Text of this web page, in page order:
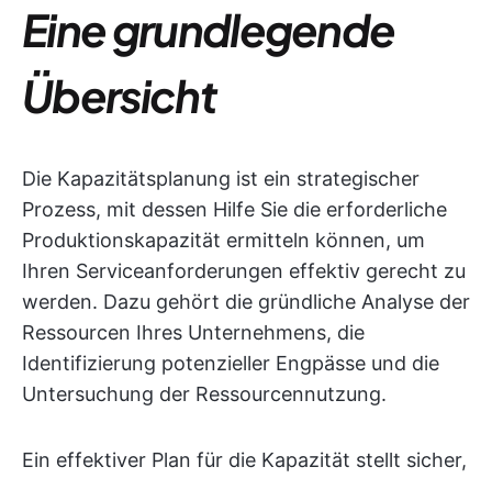
Eine grundlegende
Übersicht
Die Kapazitätsplanung ist ein strategischer
Prozess, mit dessen Hilfe Sie die erforderliche
Produktionskapazität ermitteln können, um
Ihren Serviceanforderungen effektiv gerecht zu
werden. Dazu gehört die gründliche Analyse der
Ressourcen Ihres Unternehmens, die
Identifizierung potenzieller Engpässe und die
Untersuchung der Ressourcennutzung.
Ein effektiver Plan für die Kapazität stellt sicher,